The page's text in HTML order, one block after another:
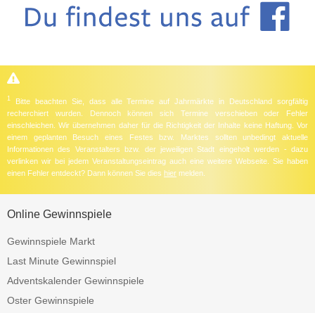
1 Bitte beachten Sie, dass alle Termine auf Jahrmärkte in Deutschland sorgfältig
recherchiert wurden. Dennoch können sich Termine verschieben oder Fehler
einschleichen. Wir übernehmen daher für die Richtigkeit der Inhalte keine Haftung. Vor
einem geplanten Besuch eines Festes bzw. Marktes sollten unbedingt aktuelle
Informationen des Veranstalters bzw. der jeweiligen Stadt eingeholt werden - dazu
verlinken wir bei jedem Veranstaltungseintrag auch eine weitere Webseite. Sie haben
einen Fehler entdeckt? Dann können Sie dies hier melden.
Online Gewinnspiele
Gewinnspiele Markt
Last Minute Gewinnspiel
Adventskalender Gewinnspiele
Oster Gewinnspiele